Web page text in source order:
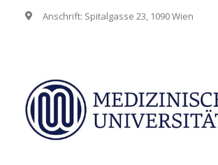
Anschrift: Spitalgasse 23, 1090 Wien